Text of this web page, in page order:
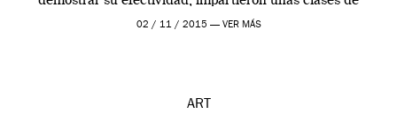
prueba en el Tate […]
02 / 11 / 2015 — VER MÁS
ART